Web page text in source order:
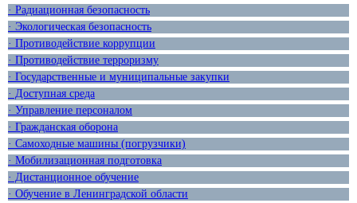
· Радиационная безопасность
· Экологическая безопасность
· Противодействие коррупции
· Противодействие терроризму
· Государственные и муниципальные закупки
· Доступная среда
· Управление персоналом
· Гражданская оборона
· Самоходные машины (погрузчики)
· Мобилизационная подготовка
· Дистанционное обучение
· Обучение в Ленинградской области